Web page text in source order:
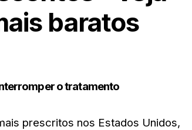
baratos
o tratamento
prescritos nos Estados Unidos,